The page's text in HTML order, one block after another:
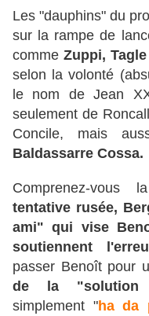
Les "dauphins" du
sur la rampe de
comme Zuppi,
selon la volonté
le nom de Jean
seulement de
Concile, mais
Baldassarre Cossa.
Comprenez-
tentative rusée,
ami" qui vise
soutiennent
passer Benoît pour
de la "solution
simplement "ha da